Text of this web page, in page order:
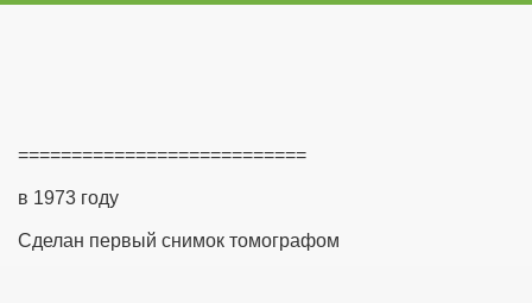
===========================
в 1973 году
Сделан первый снимок томографом